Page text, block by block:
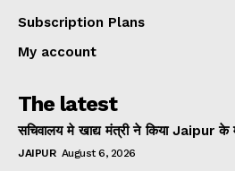
Subscription Plans
My account
The latest
सचिवालय मे खाद्य मंत्री ने किया Jaipur के
JAIPUR August 6, 2026